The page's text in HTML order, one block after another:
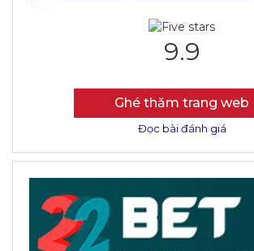
9.9
Ghé thăm trang web
Đọc bài đánh giá